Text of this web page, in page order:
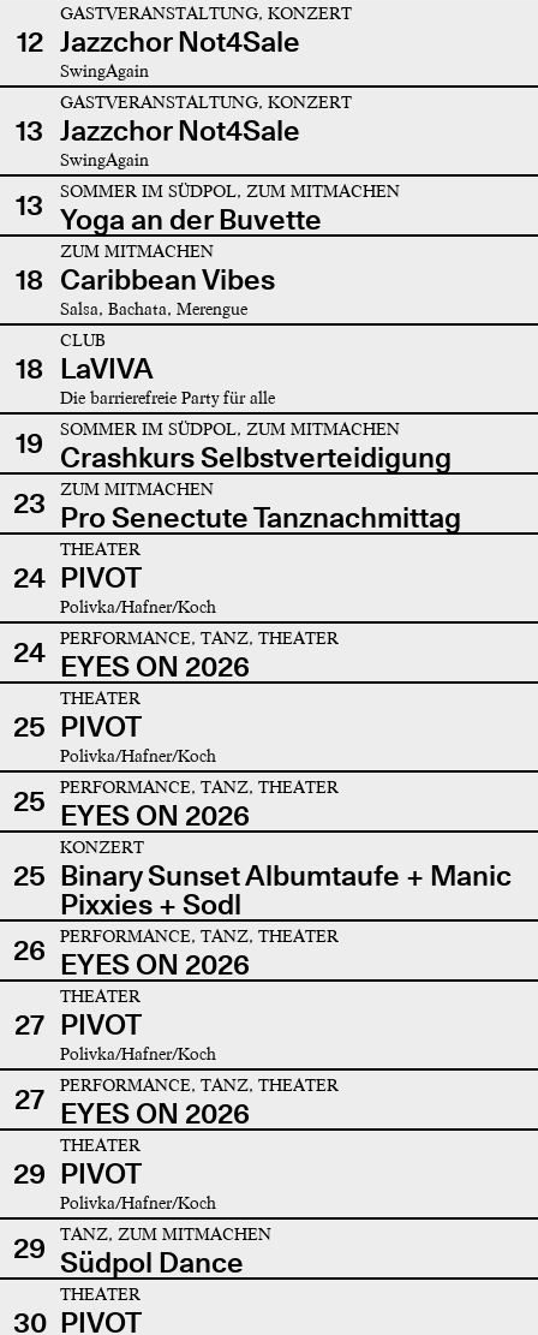
12
GASTVERANSTALTUNG, KONZERT
Jazzchor Not4Sale
SwingAgain
13
GASTVERANSTALTUNG, KONZERT
Jazzchor Not4Sale
SwingAgain
13 SOMMER IM SÜDPOL, ZUM MITMACHEN
Yoga an der Buvette
18
ZUM MITMACHEN
Caribbean Vibes
Salsa, Bachata, Merengue
18
CLUB
LaVIVA
Die barrierefreie Party für alle
19 SOMMER IM SÜDPOL, ZUM MITMACHEN
Crashkurs Selbstverteidigung
23
ZUM MITMACHEN
Pro Senectute Tanznachmittag
24
THEATER
PIVOT
Polivka/Hafner/Koch
24 PERFORMANCE, TANZ, THEATER
EYES ON 2026
25
THEATER
PIVOT
Polivka/Hafner/Koch
25 PERFORMANCE, TANZ, THEATER
EYES ON 2026
25
KONZERT
Binary Sunset Albumtaufe + Manic
Pixxies + Sodl
26
PERFORMANCE, TANZ, THEATER
EYES ON 2026
27
THEATER
PIVOT
Polivka/Hafner/Koch
27 PERFORMANCE, TANZ, THEATER
EYES ON 2026
29
THEATER
PIVOT
Polivka/Hafner/Koch
29 TANZ, ZUM MITMACHEN
Südpol Dance
30
THEATER
PIVOT